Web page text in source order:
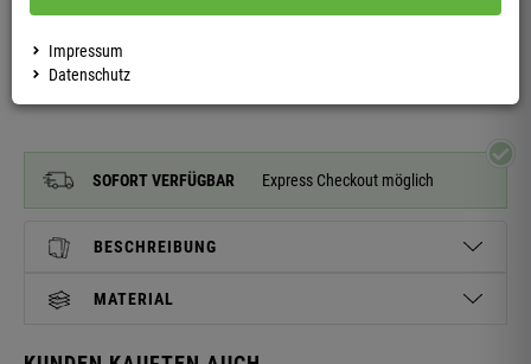
SOFORT VERFÜGBAR Express Checkout möglich
BESCHREIBUNG
MATERIAL
Impressum
Datenschutz